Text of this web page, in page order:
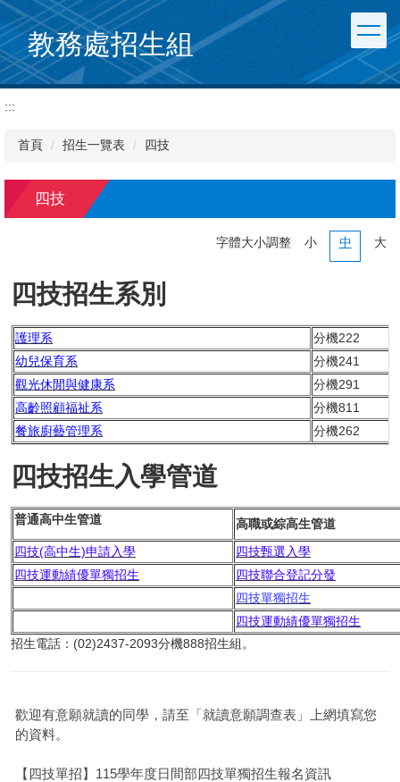
跳
到
主
要
內
容
教務處招生組
:::
首頁 招生一覽表 四技
四技
字體大小調整 小 中 大
四技招生系別
護理系
分機222
幼兒保育系
分機241
觀光休閒與健康系
分機291
高齡照顧福祉系
分機811
餐旅廚藝管理系
分機262
四技招生入學管道
普通高中生管道
高職或綜高生管道
四技(高中生)申請入學
四技甄選入學
四技運動績優單獨招生
四技聯合登記分發
四技單獨招生
四技運動績優單獨招生
招生電話：(02)2437-2093分機888招生組。
歡迎有意願就讀的同學，請至「就讀意願調查表」上網填寫您
的資料。
【四技單招】115學年度日間部四技單獨招生報名資訊